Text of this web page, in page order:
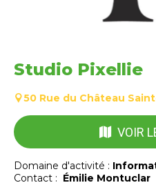
Studio Pixellie
50 Rue du Château
VOIR
Domaine d'activité :
Contact : Émilie Montuclar